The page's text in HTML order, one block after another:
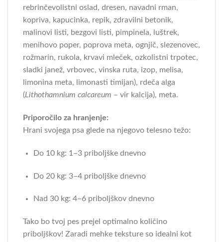
rebrinčevolistni oslad, dresen, navadni rman,
kopriva, kapucinka, repik, zdravilni betonik,
malinovi listi, bezgovi listi, pimpinela, luštrek,
menihovo poper, poprova meta, ognjič, slezenovec,
rožmarin, rukola, krvavi mleček, ozkolistni trpotec,
sladki janež, vrbovec, vinska ruta, izop, melisa,
limonina meta, limonasti timijan), rdeča alga
(Lithothamnium calcareum – vir kalcija), meta.
Priporočilo za hranjenje:
Hrani svojega psa glede na njegovo telesno težo:
Do 10 kg: 1–3 priboljške dnevno
Do 20 kg: 3–4 priboljške dnevno
Nad 30 kg: 4–6 priboljškov dnevno
Tako bo tvoj pes prejel optimalno količino
priboljškov! Zaradi mehke teksture so idealni kot